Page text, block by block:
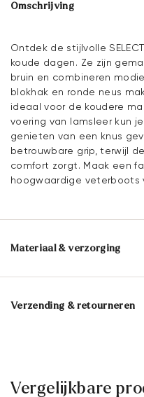
Omschrijving
Ontdek de stijlvolle
koude dagen. Ze zijn
bruin en combineren
blokhak en ronde neus
ideaal voor de koudere
voering van lamsleer kun
genieten van een knus
betrouwbare grip, terwijl
comfort zorgt. Maak een
hoogwaardige veterboots
Materiaal & verzorging
Productieschaal:
Bovenwerk:
Verzending & retourneren
30 dagen gratis retour
Vergelijkbare